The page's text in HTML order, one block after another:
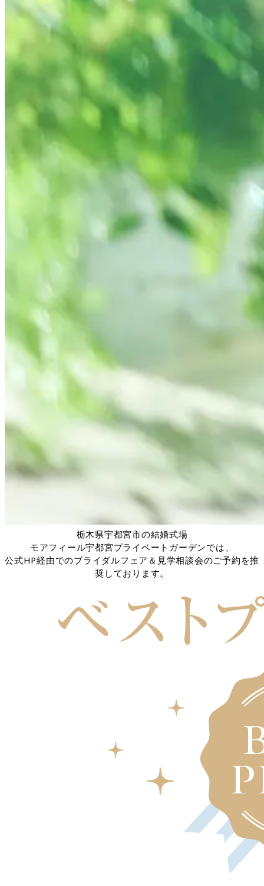
栃木県宇都宮市の結婚式場
モアフィール宇都宮プライベートガーデンでは、
公式HP経由でのブライダルフェア＆見学相談会のご予約を推
奨しております。